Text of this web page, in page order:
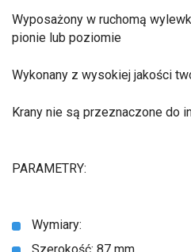
Wyposażony w ruchomą
pionie lub poziomie
Wykonany z wysokiej jakości
Krany nie są przeznaczone do
PARAMETRY:
Wymiary: